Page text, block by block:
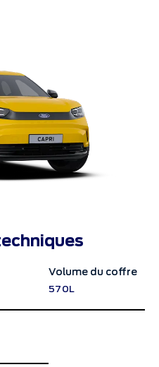
Volume du coffre
570L